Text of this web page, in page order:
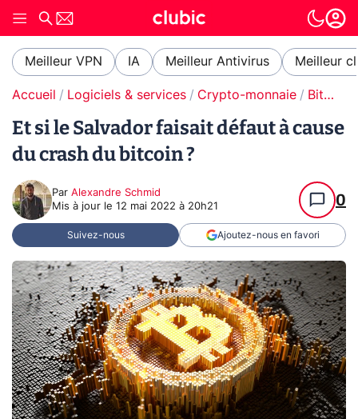
Meilleur VPN IA Meilleur Antivirus Meilleur
Accueil Logiciels & services Crypto-monnaie Bitcoin
Et si le Salvador faisait défaut à cause
du crash du bitcoin ?
Par Alexandre Schmid
Mis à jour le 12 mai 2022 à 20h21 0
Suivez-nous Ajoutez-nous en favori